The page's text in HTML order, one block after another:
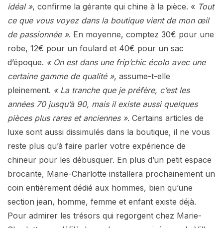
idéal », confirme la gérante qui chine à la pièce. « Tout
ce que vous voyez dans la boutique vient de mon œil
de passionnée ». En moyenne, comptez 30€ pour une
robe, 12€ pour un foulard et 40€ pour un sac
d’époque. « On est dans une frip’chic écolo avec une
certaine gamme de qualité », assume-t-elle
pleinement. « La tranche que je préfère, c’est les
années 70 jusqu’à 90, mais il existe aussi quelques
pièces plus rares et anciennes ». Certains articles de
luxe sont aussi dissimulés dans la boutique, il ne vous
reste plus qu’à faire parler votre expérience de
chineur pour les débusquer. En plus d’un petit espace
brocante, Marie-Charlotte installera prochainement un
coin entièrement dédié aux hommes, bien qu’une
section jean, homme, femme et enfant existe déjà.
Pour admirer les trésors qui regorgent chez Marie-